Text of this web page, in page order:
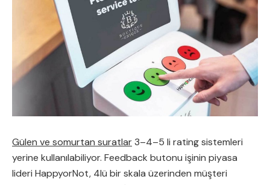
Gülen ve somurtan suratlar3–4–5 li rating sistemleri
yerine kullanılabiliyor. Feedback butonu işinin piyasa
lideri HappyorNot, 4lü bir skala üzerinden müşteri